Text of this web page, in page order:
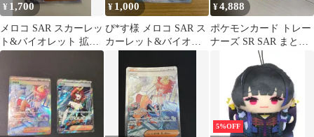
¥ 1,700
メロコ SAR スカーレッ
ト&バイオレット 拡張
パック 古代の咆哮
¥ 1,000
ぴ*す様 メロコ SAR ス
カーレット&バイオレ
咆哮 0
¥4,888
ポケモンカード トレー
ナーズ SR SAR まとめ
5%OFF